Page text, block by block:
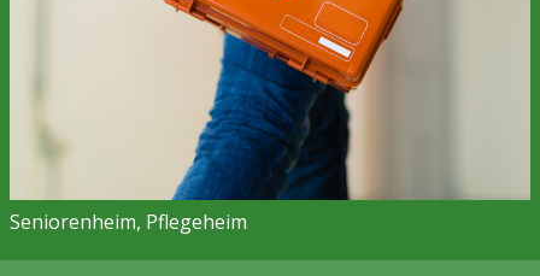
Seniorenheim, Pflegeheim